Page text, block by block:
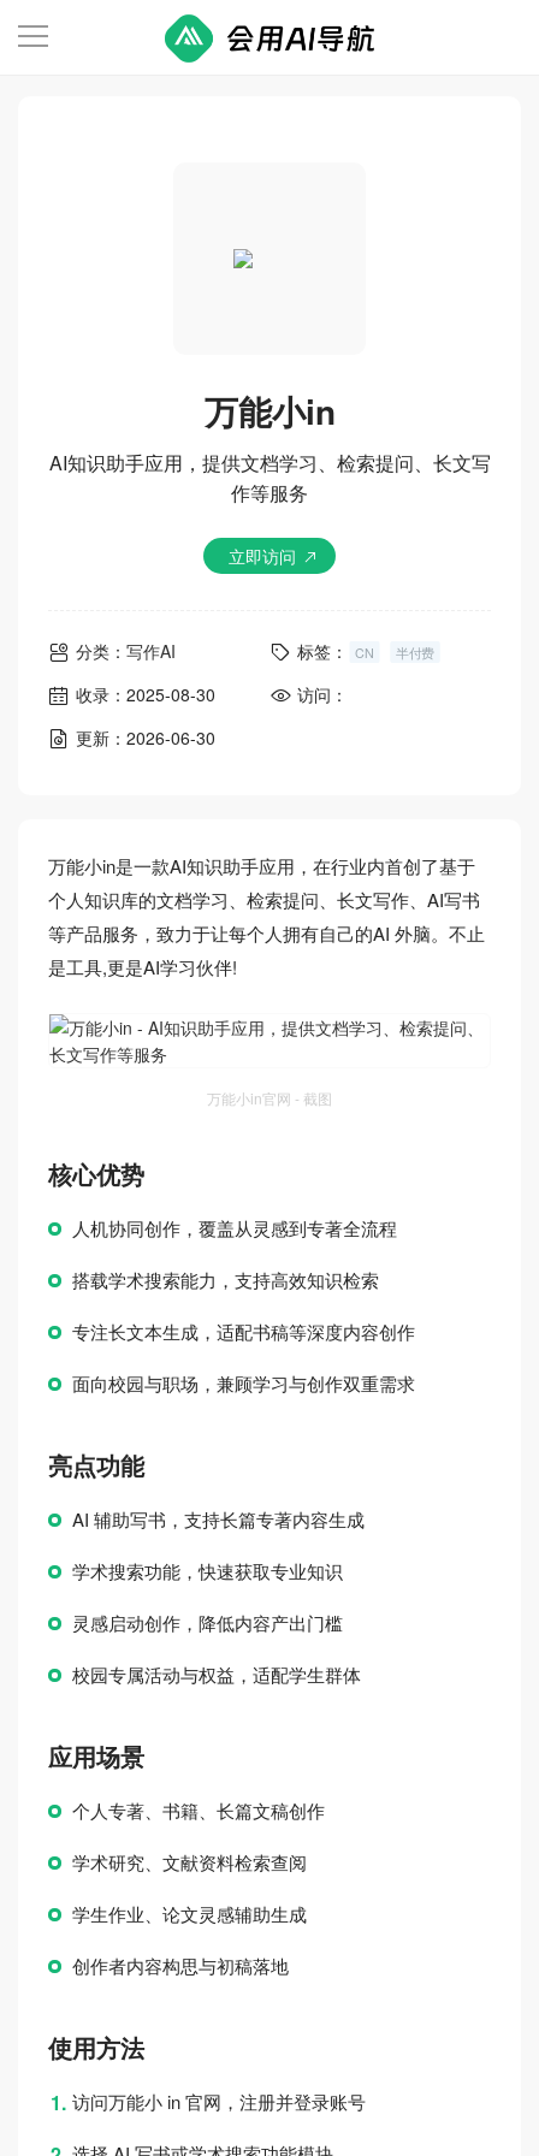
万能小in
AI知识助手应用，提供文档学习、检索提问、长文写
作等服务
立即访问
分类： 写作AI 标签： CN 半付费
收录：2025-08-30
访问：
更新：2026-06-30
万能小in是一款AI知识助手应用，在行业内首创了基于
个人知识库的文档学习、检索提问、长文写作、AI写书
等产品服务，致力于让每个人拥有自己的AI 外脑。不止
是工具,更是AI学习伙伴!
万能小in官网 - 截图
核心优势
人机协同创作，覆盖从灵感到专著全流程
搭载学术搜索能力，支持高效知识检索
专注长文本生成，适配书稿等深度内容创作
面向校园与职场，兼顾学习与创作双重需求
亮点功能
AI 辅助写书，支持长篇专著内容生成
学术搜索功能，快速获取专业知识
灵感启动创作，降低内容产出门槛
校园专属活动与权益，适配学生群体
应用场景
个人专著、书籍、长篇文稿创作
学术研究、文献资料检索查阅
学生作业、论文灵感辅助生成
创作者内容构思与初稿落地
使用方法
访问万能小 in 官网，注册并登录账号